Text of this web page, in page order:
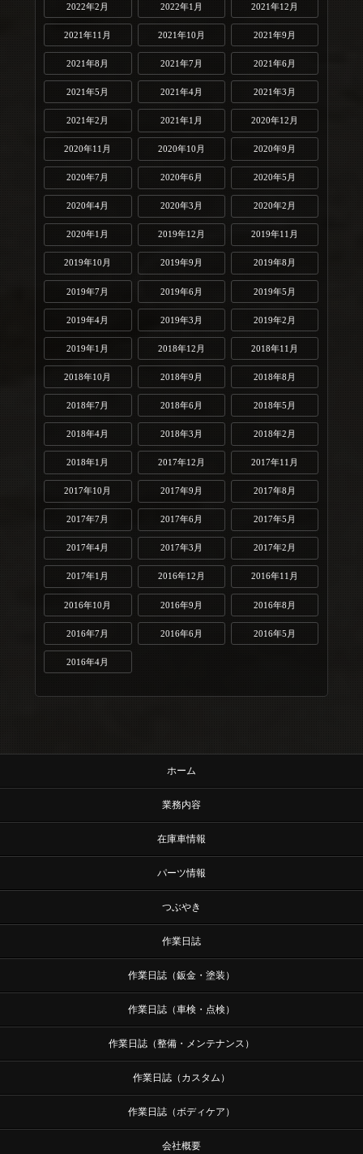
2022年2月 2022年1月 2021年12月
2021年11月 2021年10月 2021年9月
2021年8月 2021年7月 2021年6月
2021年5月 2021年4月 2021年3月
2021年2月 2021年1月 2020年12月
2020年11月 2020年10月 2020年9月
2020年7月 2020年6月 2020年5月
2020年4月 2020年3月 2020年2月
2020年1月 2019年12月 2019年11月
2019年10月 2019年9月 2019年8月
2019年7月 2019年6月 2019年5月
2019年4月 2019年3月 2019年2月
2019年1月 2018年12月 2018年11月
2018年10月 2018年9月 2018年8月
2018年7月 2018年6月 2018年5月
2018年4月 2018年3月 2018年2月
2018年1月 2017年12月 2017年11月
2017年10月 2017年9月 2017年8月
2017年7月 2017年6月 2017年5月
2017年4月 2017年3月 2017年2月
2017年1月 2016年12月 2016年11月
2016年10月 2016年9月 2016年8月
2016年7月 2016年6月 2016年5月
2016年4月
ホーム
業務内容
在庫車情報
パーツ情報
つぶやき
作業日誌
作業日誌（鈑金・塗装）
作業日誌（車検・点検）
作業日誌（整備・メンテナンス）
作業日誌（カスタム）
作業日誌（ボディケア）
会社概要